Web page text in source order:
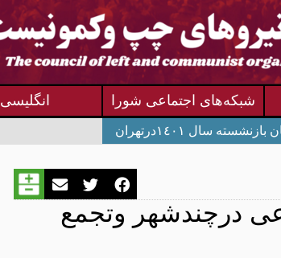
شبکه‌های اجتماعی شورا انگلیسی
سال ۱٤۰۱درتهران
درچندشهر وتجمع